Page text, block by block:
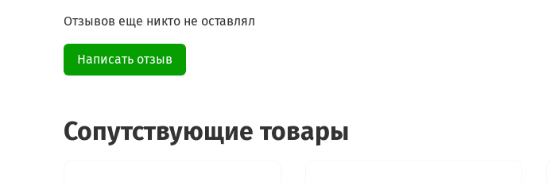
Отзывов еще никто не оставлял
Написать отзыв
Сопутствующие товары